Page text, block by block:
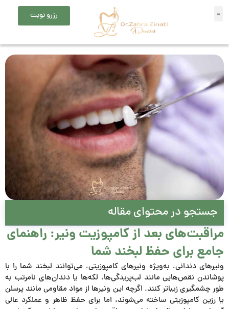
رزرو نوبت
جستجو در محتوای مقاله
مراقبت‌های بعد از کامپوزیت ونیر: راهنمای
جامع برای حفظ لبخند شما
ونیرهای دندانی، به‌ویژه ونیرهای کامپوزیتی، می‌توانند لبخند شما را با
پوشاندن نقص‌هایی مانند لب‌پریدگی‌ها، لکه‌ها یا دندان‌های نامرتب به
طور چشمگیری زیباتر کنند. اگرچه این ونیرها از مواد مقاومی مانند پرسلن
یا رزین کامپوزیتی ساخته می‌شوند، اما برای حفظ ظاهر و عملکرد عالی